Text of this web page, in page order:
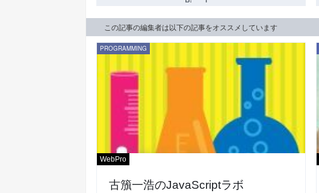
この記事の編集者は以下の記事をオススメしています
PROGRAMMING
WebPro
古籏一浩のJavaScriptラボ